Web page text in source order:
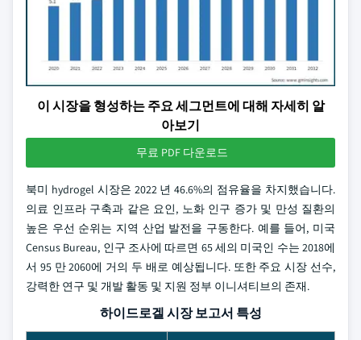
이 시장을 형성하는 주요 세그먼트에 대해 자세히 알
아보기
무료 PDF 다운로드
북미 hydrogel 시장은 2022 년 46.6%의 점유율을 차지했습니다.
의료 인프라 구축과 같은 요인, 노화 인구 증가 및 만성 질환의
높은 우선 순위는 지역 산업 발전을 구동한다. 예를 들어, 미국
Census Bureau, 인구 조사에 따르면 65 세의 미국인 수는 2018에
서 95 만 2060에 거의 두 배로 예상됩니다. 또한 주요 시장 선수,
강력한 연구 및 개발 활동 및 지원 정부 이니셔티브의 존재.
하이드로겔 시장 보고서 특성